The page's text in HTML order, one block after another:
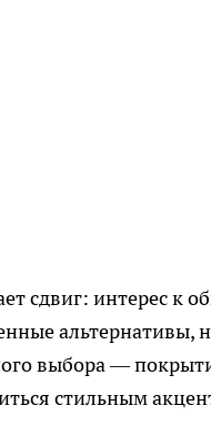
сдвиг: интерес к
выбора —
стильным